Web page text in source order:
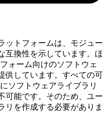
ットフォームは、モジュー
互換性を示しています。ほ
ォーム向けのソフトウェ
供しています。すべての可
ソフトウェアライブラリ
可能です。そのため、ユー
リを作成する必要がありま